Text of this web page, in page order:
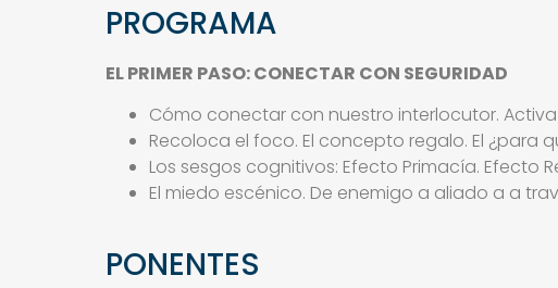
PROGRAMA
EL PRIMER PASO: CONECTAR CON SEGURIDAD
Cómo conectar con nuestro interlocutor.
Recoloca el foco. El concepto regalo. El ¿para
Los sesgos cognitivos: Efecto Primacía. Efecto
El miedo escénico. De enemigo a aliado a a
PONENTES